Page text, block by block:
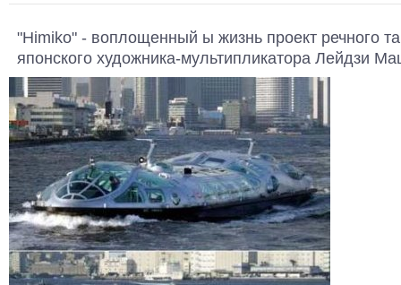
"Himiko" - воплощенный ы жизнь проект речного
японского художника-мультипликатора Лейдзи